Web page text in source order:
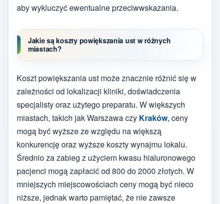
aby wykluczyć ewentualne przeciwwskazania.
Jakie są koszty powiększania ust w różnych
miastach?
Koszt powiększania ust może znacznie różnić się w
zależności od lokalizacji kliniki, doświadczenia
specjalisty oraz użytego preparatu. W większych
miastach, takich jak Warszawa czy Kraków, ceny
mogą być wyższe ze względu na większą
konkurencję oraz wyższe koszty wynajmu lokalu.
Średnio za zabieg z użyciem kwasu hialuronowego
pacjenci mogą zapłacić od 800 do 2000 złotych. W
mniejszych miejscowościach ceny mogą być nieco
niższe, jednak warto pamiętać, że nie zawsze